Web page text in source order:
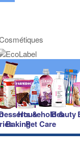
&
Baking
Household &
Pet Care
Beauty